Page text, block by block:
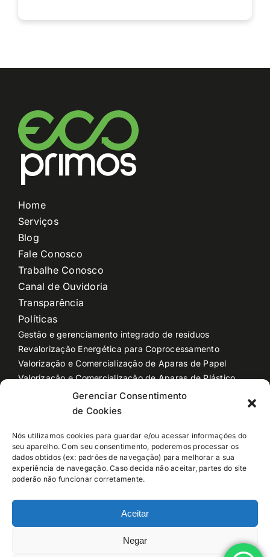
Gerenciar Consentimento
de Cookies
Nós utilizamos cookies para guardar e/ou acessar informações do
seu aparelho. Com seu consentimento, poderemos processar os
dados obtidos (ex: padrões de navegação) para melhorar a sua
experiência de navegação. Caso decida não aceitar, partes do site
poderão não funcionar corretamente.
Aceitar
Negar
Home
Serviços
Blog
Fale Conosco
Trabalhe Conosco
Canal de Ouvidoria
Transparência
Políticas
Gestão e gerenciamento integrado de resíduos
Revalorização Energética para Coprocessamento
Valorização e Comercialização de Aparas de Papel
Valorização e Comercialização de Aparas de Plástico
Valorização e Comercialização de Sucata
Produção de Cavaco para Biomassa
Industrialização e Reciclagem de plástico
Coleta e Transporte de Resíduos
Logística Dedicada
Locação de Caçambas e Equipamentos